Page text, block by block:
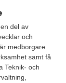
del av
och
medborgare
samt få
Teknik- och